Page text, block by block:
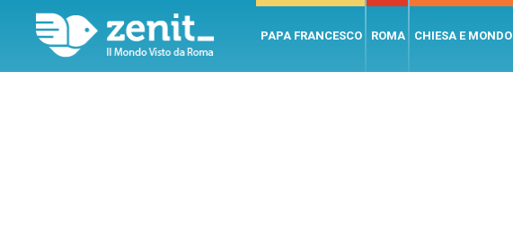
PAPA FRANCESCO ROMA CHIESA E MONDO